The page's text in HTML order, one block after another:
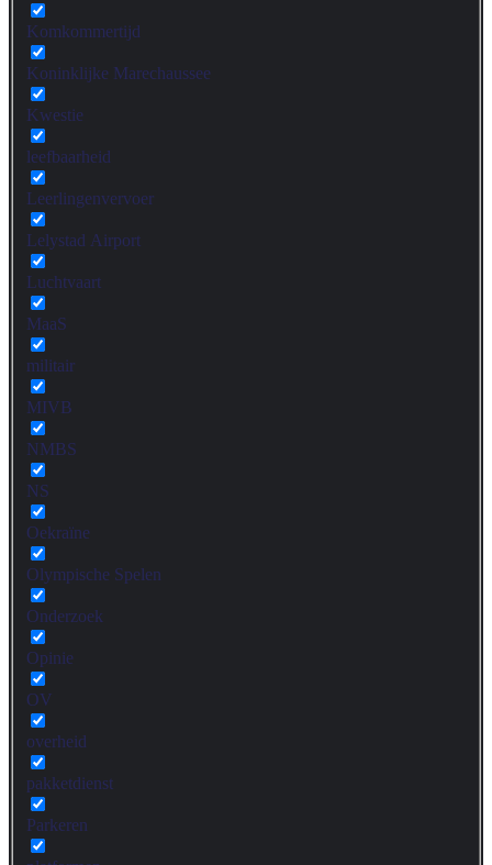
Komkommertijd
Koninklijke Marechaussee
Kwestie
leefbaarheid
Leerlingenvervoer
Lelystad Airport
Luchtvaart
MaaS
militair
MIVB
NMBS
NS
Oekraïne
Olympische Spelen
Onderzoek
Opinie
OV
overheid
pakketdienst
Parkeren